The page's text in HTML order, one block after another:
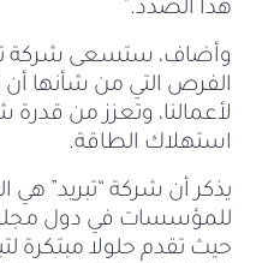
هذا الصدد.”
وأضاف، ستسعى شركة
الفرص التي من شأنها
لأعمالنا، وتعزز من
استهلاك الطاقة.
يذكر أن شركة “تبريد”
للمؤسسات في دول
حيث تقدم حلولا مبتكرة